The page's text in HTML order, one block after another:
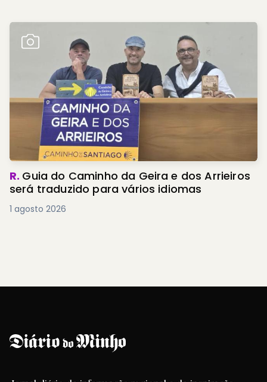
R. Guia do Caminho da Geira e dos Arrieiros
será traduzido para vários idiomas
1 agosto 2026